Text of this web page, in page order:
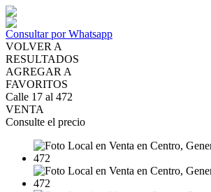
Consultar por Whatsapp
VOLVER A
RESULTADOS
AGREGAR A
FAVORITOS
Calle 17 al 472
VENTA
Consulte el precio